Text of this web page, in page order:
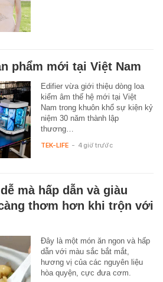
phẩm mới tại Việt Nam
Edifier vừa giới thiệu dòng loa
kiểm âm thế hệ mới tại Việt
Nam trong khuôn khổ sự kiện kỷ
niệm 30 năm thành lập
thương…
TEK-LIFE - 4 giờ trước
mà hấp dẫn và giàu
thơm hơn khi trộn với
Đây là một món ăn ngon và hấp
dẫn với màu sắc bắt mắt,
hương vị của các nguyên liệu
hòa quyện, cực đưa cơm.